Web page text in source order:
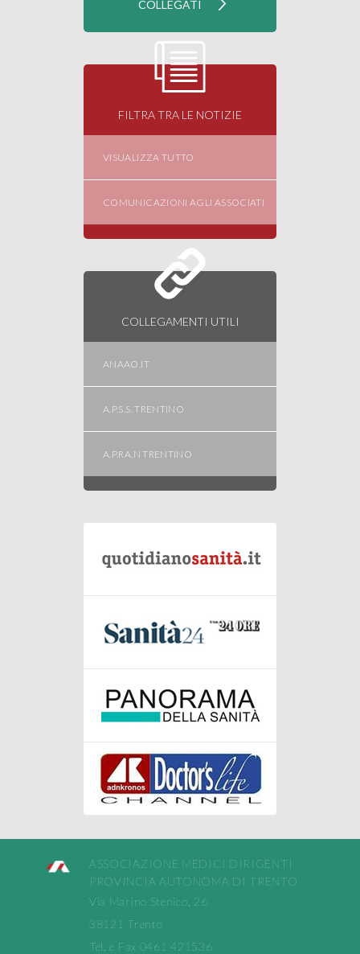
FILTRA TRA LE NOTIZIE
VISUALIZZA TUTTO
COMUNICAZIONI AGLI ASSOCIATI
COLLEGAMENTI UTILI
ANAAO.IT
A.P.S.S. TRENTINO
A.P.RA.N TRENTINO
ASSOCIAZIONE MEDICI DIRIGENTI
PROVINCIA AUTONOMA DI TRENTO
Via Marino Stenico, 26
38121 Trento
Tel. e Fax 0461 421536